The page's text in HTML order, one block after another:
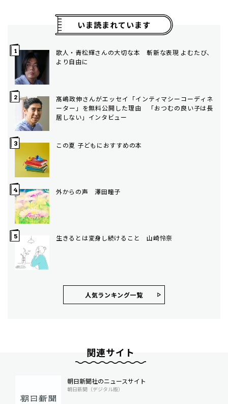
いま読まれています
歌人・青松輝さんの大切な本 斬新な表現 よむたび、
より自由に
髙嶋政伸さんがエッセイ「インティマシーコーディネ
ーター」を無料公開した理由 「おつむの良い子は長
居しない」インタビュー
この夏 子どもにおすすめの本
外からの声 澤田瞳子
生きるとは変身し続けること 山崎怜奈
人気ランキング⼀覧
関連サイト
朝日新聞社のニュースサイト
朝日新聞（デジタル版）